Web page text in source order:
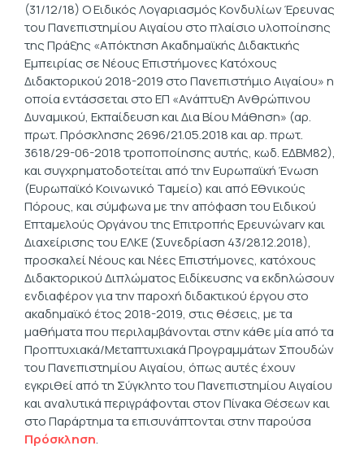
(31/12/18) Ο Ειδικός Λογαριασμός Κονδυλίων Έρευνας
του Πανεπιστημίου Αιγαίου στο πλαίσιο υλοποίησης
της Πράξης «Απόκτηση Ακαδημαϊκής Διδακτικής
Εμπειρίας σε Νέους Επιστήμονες Κατόχους
Διδακτορικού 2018-2019 στο Πανεπιστήμιο Αιγαίου» η
οποία εντάσσεται στο ΕΠ «Ανάπτυξη Ανθρώπινου
Δυναμικού, Εκπαίδευση και Δια Βίου Μάθηση» (αρ.
πρωτ. Πρόσκλησης 2696/21.05.2018 και αρ. πρωτ.
3618/29-06-2018 τροποποίησης αυτής, κωδ. ΕΔΒΜ82),
και συγχρηματοδοτείται από την Ευρωπαϊκή Ένωση
(Ευρωπαϊκό Κοινωνικό Ταμείο) και από Εθνικούς
Πόρους, και σύμφωνα με την απόφαση του Ειδικού
Επταμελούς Οργάνου της Επιτροπής Ερευνώvarν και
Διαχείρισης του ΕΛΚΕ (Συνεδρίαση 43/28.12.2018),
προσκαλεί Νέους και Νέες Επιστήμονες, κατόχους
Διδακτορικού Διπλώματος Ειδίκευσης να εκδηλώσουν
ενδιαφέρον για την παροχή διδακτικού έργου στο
ακαδημαϊκό έτος 2018-2019, στις θέσεις, με τα
μαθήματα που περιλαμβάνονται στην κάθε μία από τα
Προπτυχιακά/Μεταπτυχιακά Προγραμμάτων Σπουδών
του Πανεπιστημίου Αιγαίου, όπως αυτές έχουν
εγκριθεί από τη Σύγκλητο του Πανεπιστημίου Αιγαίου
και αναλυτικά περιγράφονται στον Πίνακα Θέσεων και
στο Παράρτημα τα επισυνάπτονται στην παρούσα
Πρόσκληση.